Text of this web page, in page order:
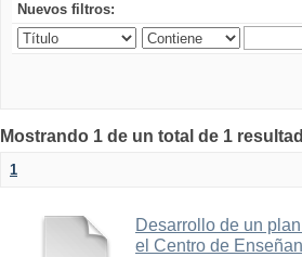
Nuevos filtros:
Mostrando 1 de un total de 1
1
Desarrollo de un
el Centro de